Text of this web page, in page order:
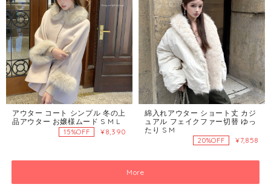
アウター コート シンプル 冬の上
品アウター お嬢様ムード S M L
15%OFF ¥8,390
綿入れアウター ショート丈 カジ
ュアル フェイクファー切替 ゆっ
たり S M
20%OFF ¥7,858
More